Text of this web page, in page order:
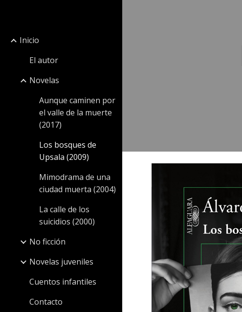
Inicio
El autor
Novelas
Aunque caminen por
el valle de la muerte
(2017)
Los bosques de
Upsala (2009)
Mimodrama de una
ciudad muerta (2004)
La calle de los
suicidios (2000)
No ficción
Novelas juveniles
Cuentos infantiles
Contacto